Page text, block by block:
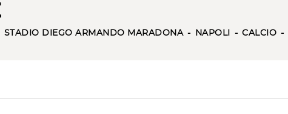
STADIO DIEGO ARMANDO MARADONA NAPOLI CALCIO